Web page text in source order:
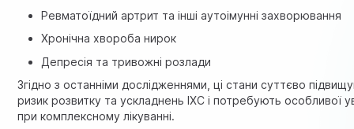
Ревматоїдний артрит та інші аутоімунні захворювання
Хронічна хвороба нирок
Депресія та тривожні розлади
Згідно з останніми дослідженнями, ці стани суттєво
ризик розвитку та ускладнень ІХС і потребують особливої
при комплексному лікуванні.